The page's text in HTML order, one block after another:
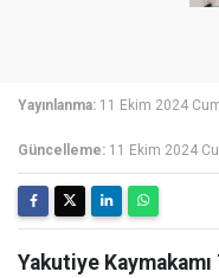
Yayınlanma: 11 Ekim 2024
Güncelleme: 11 Ekim 2024
Yakutiye